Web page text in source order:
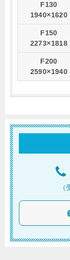
F130
1940×1620
F150
2273×1818
F200
2590×1940